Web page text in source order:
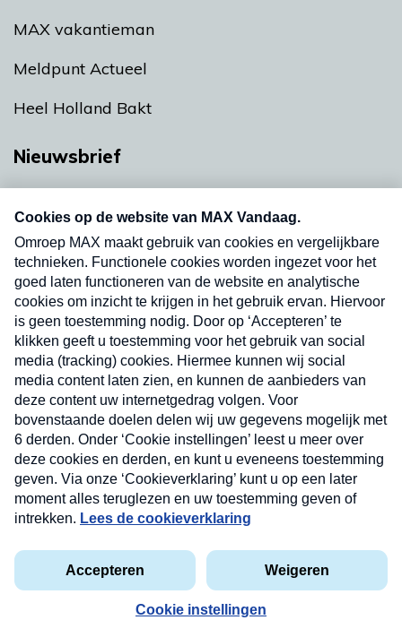
MAX vakantieman
Meldpunt Actueel
Heel Holland Bakt
Nieuwsbrief
nieuwsbrief. Elke vrijdag- en dinsdagochtend in
uw mailbox.
Verzend
Privacyverklaring
Cookieverklaring
Kwetsbaarheid melden
Copyright © 2026 MAX Vandaag - Omroep MAX
Nieuwsbrief
Neem hier een gratis abonnement op onze
nieuwsbrief. Elke vrijdag- en dinsdagochtend in uw